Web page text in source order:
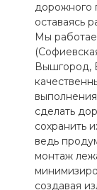
дорожного
оставаясь
Мы
Вышгород,
сделать
сохранить
ведь
монтаж
создавая